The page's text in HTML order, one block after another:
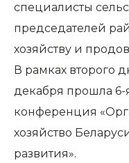
специалисты
председателей
хозяйству и
В рамках второго
декабря прошла
конференция
хозяйство
развития».